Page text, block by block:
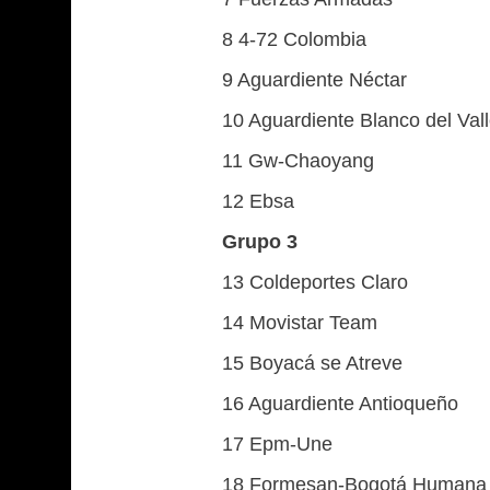
8 4-72 Colombia
9 Aguardiente Néctar
10 Aguardiente Blanco del
11 Gw-Chaoyang
12 Ebsa
Grupo 3
13 Coldeportes Claro
14 Movistar Team
15 Boyacá se Atreve
16 Aguardiente Antioqueño
17 Epm-Une
18 Formesan-Bogotá Humana